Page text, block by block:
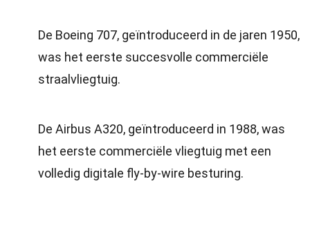
De Boeing 707, geïntroduceerd in de jaren 1950,
was het eerste succesvolle commerciële
straalvliegtuig.
De Airbus A320, geïntroduceerd in 1988, was
het eerste commerciële vliegtuig met een
volledig digitale fly-by-wire besturing.